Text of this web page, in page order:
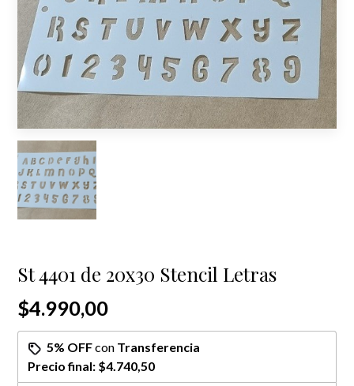
St 4401 de 20x30 Stencil Letras
$4.990,00
5% OFFcon Transferencia
Precio final: $4.740,50